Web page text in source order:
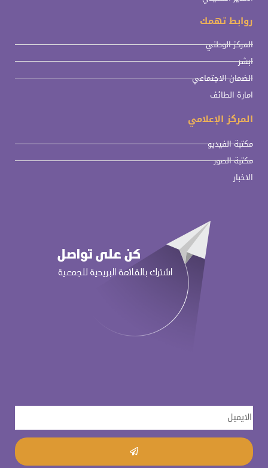
روابط تهمك
المركز الوطني
ابشر
الضمان الاجتماعي
امارة الطائف
المركز الإعلامي
مكتبة الفيديو
مكتبة الصور
الاخبار